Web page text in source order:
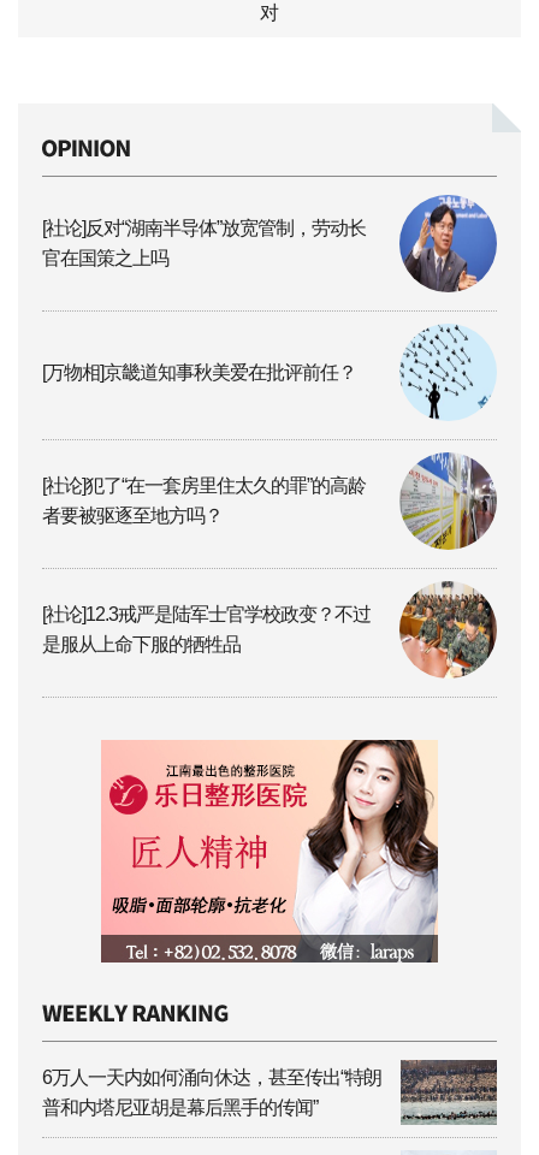
对
[社论]反对“湖南半导体”放宽管制，劳动长
官在国策之上吗
[万物相]京畿道知事秋美爱在批评前任？
[社论]犯了“在一套房里住太久的罪”的高龄
者要被驱逐至地方吗？
[社论]12.3戒严是陆军士官学校政变？不过
是服从上命下服的牺牲品
6万人一天内如何涌向休达，甚至传出“特朗
普和内塔尼亚胡是幕后黑手的传闻”